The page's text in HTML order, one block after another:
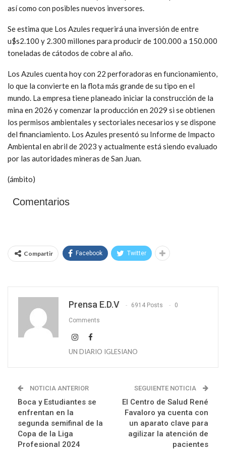
así como con posibles nuevos inversores.
Se estima que Los Azules requerirá una inversión de entre
u$s2.100 y 2.300 millones para producir de 100.000 a 150.000
toneladas de cátodos de cobre al año.
Los Azules cuenta hoy con 22 perforadoras en funcionamiento,
lo que la convierte en la flota más grande de su tipo en el
mundo. La empresa tiene planeado iniciar la construcción de la
mina en 2026 y comenzar la producción en 2029 si se obtienen
los permisos ambientales y sectoriales necesarios y se dispone
del financiamiento. Los Azules presentó su Informe de Impacto
Ambiental en abril de 2023 y actualmente está siendo evaluado
por las autoridades mineras de San Juan.
(ámbito)
Comentarios
Compartir Facebook Twitter
Prensa E.D.V 6914 Posts 0
Comments
UN DIARIO IGLESIANO
NOTICIA ANTERIOR
Boca y Estudiantes se
enfrentan en la
segunda semifinal de la
Copa de la Liga
Profesional 2024
SEGUIENTE NOTICIA
El Centro de Salud René
Favaloro ya cuenta con
un aparato clave para
agilizar la atención de
pacientes